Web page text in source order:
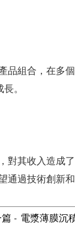
品組合，在多
。
對其收入造成
過技術創新和
- 電漿薄膜沉